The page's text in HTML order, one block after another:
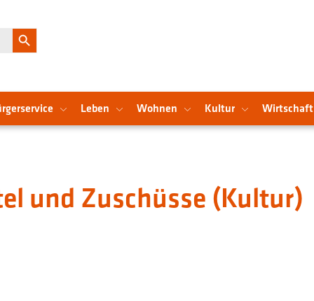
Search Button
Leben Wohnen Kultur Wirtschaft
und Zuschüsse (Kultur)